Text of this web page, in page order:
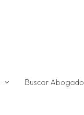
Buscar Abogado